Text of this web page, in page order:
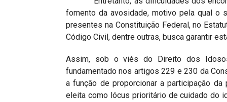
fomento da avosidade, motivo pela qual o
presentes na Constituição Federal, no
Código Civil, dentre outras, busca garantir
Assim, sob o viés do Direito dos
fundamentado nos artigos 229 e 230 da
a função de proporcionar a participação
eleita como lócus prioritário de cuidado do